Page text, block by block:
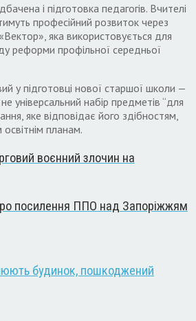
і підготовка педагогів. Вчителі
професійний розвиток через
яка використовується для
реформи профільної середньої
у підготовці нової старшої школи —
універсальний набір предметів “для
яке відповідає його здібностям,
планам.
воєнний злочин на
посилення ППО над Запоріжжям
будинок, пошкоджений